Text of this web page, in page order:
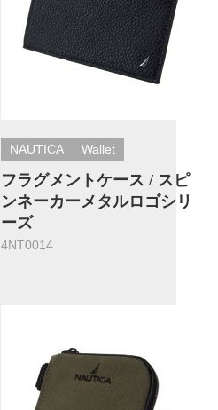
NAUTICA Wallet
フラグメントケース / スピ
ンネーカーメタルロゴシリ
ーズ
4NT0014